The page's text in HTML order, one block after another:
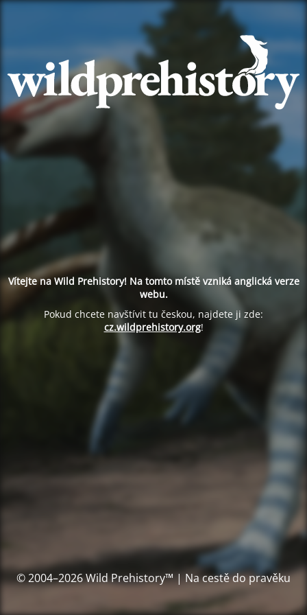
Vítejte na Wild Prehistory! Na tomto místě vzniká anglická verze
webu.
Pokud chcete navštívit tu českou, najdete ji zde:
cz.wildprehistory.org!
© 2004–2026 Wild Prehistory™ | Na cestě do pravěku